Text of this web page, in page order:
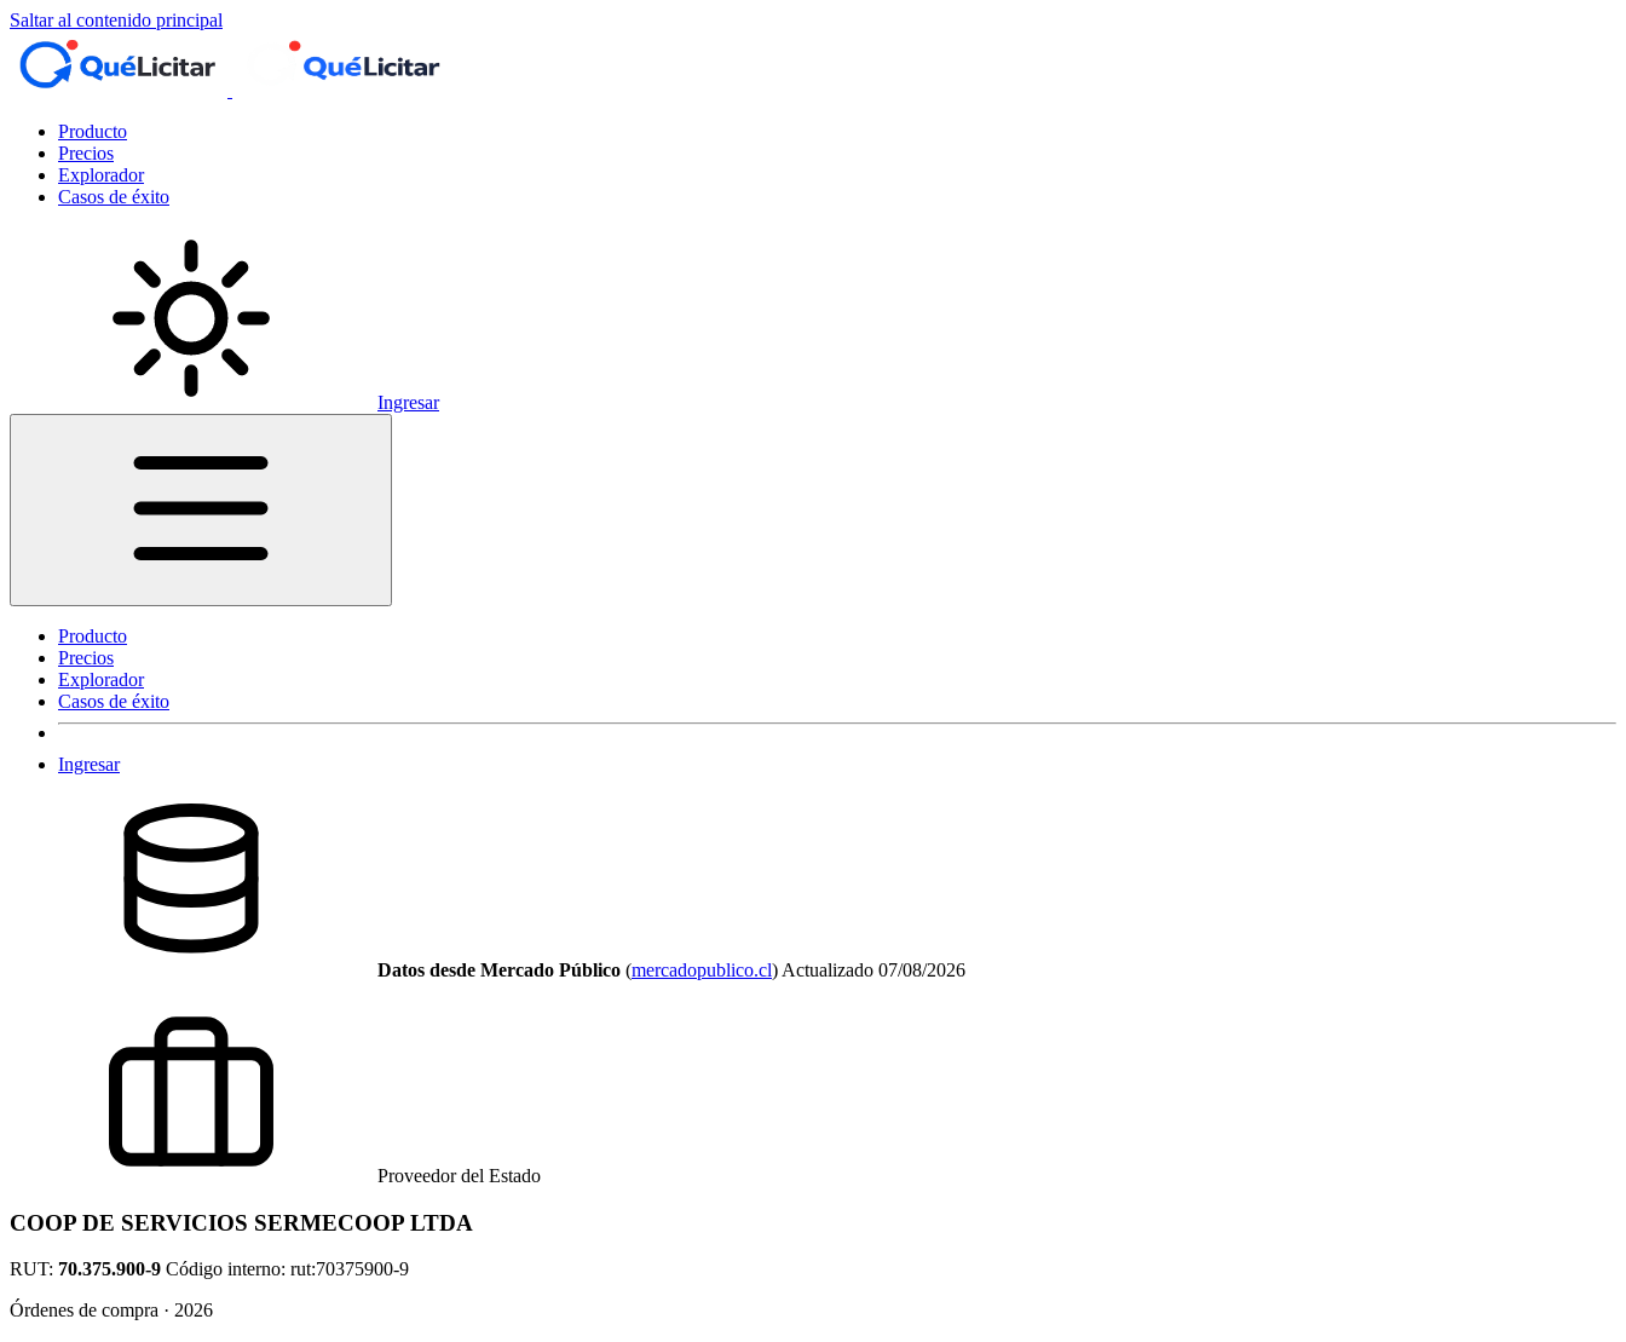
Saltar al contenido principal
Producto
Precios
Explorador
Casos de éxito
Ingresar
Producto
Precios
Explorador
Casos de éxito
Ingresar
Datos desde Mercado Público (mercadopublico.cl) Actualizado 07/08/2026
Proveedor del Estado
COOP DE SERVICIOS SERMECOOP LTDA
RUT: 70.375.900-9 Código interno: rut:70375900-9
Órdenes de compra · 2026